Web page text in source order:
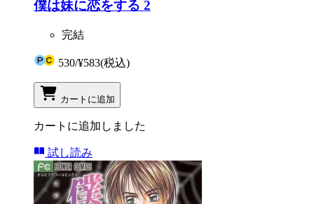
僕は妹に恋をする 2
完結
530/¥583(税込)
カートに追加
カートに追加しました
試し読み